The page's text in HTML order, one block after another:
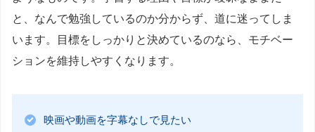
と、なんで勉強しているのか分からず、道に迷ってしま
います。目標をしっかりと決めているのなら、モチベー
ションを維持しやすくなります。
映画や動画を字幕なしで見たい